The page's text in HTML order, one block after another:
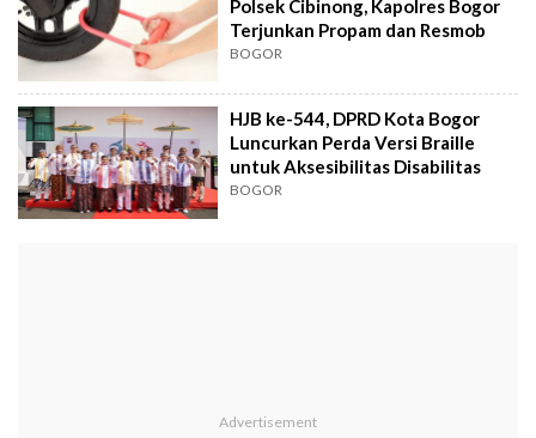
Polsek Cibinong, Kapolres Bogor
Terjunkan Propam dan Resmob
BOGOR
HJB ke-544, DPRD Kota Bogor
Luncurkan Perda Versi Braille
untuk Aksesibilitas Disabilitas
BOGOR